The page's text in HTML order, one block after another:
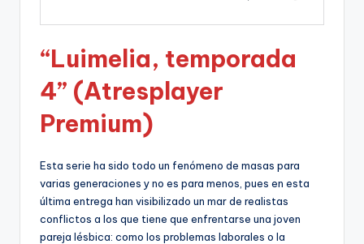
“Luimelia, temporada
4” (Atresplayer
Premium)
Esta serie ha sido todo un fenómeno de masas para
varias generaciones y no es para menos, pues en esta
última entrega han visibilizado un mar de realistas
conflictos a los que tiene que enfrentarse una joven
pareja lésbica: como los problemas laborales o la